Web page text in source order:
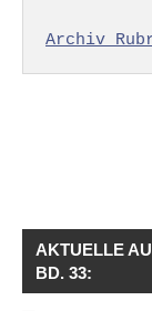
Archiv
AKTUELLE
BD. 33: